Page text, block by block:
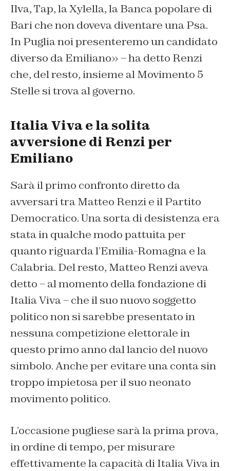
Ilva, Tap, la Xylella, la Banca popolare di
Bari che non doveva diventare una Psa.
In Puglia noi presenteremo un candidato
diverso da Emiliano» – ha detto Renzi
che, del resto, insieme al Movimento 5
Stelle si trova al governo.
Italia Viva e la solita
avversione di Renzi per
Emiliano
Sarà il primo confronto diretto da
avversari tra Matteo Renzi e il Partito
Democratico. Una sorta di desistenza era
stata in qualche modo pattuita per
quanto riguarda l’Emilia-Romagna e la
Calabria. Del resto, Matteo Renzi aveva
detto – al momento della fondazione di
Italia Viva – che il suo nuovo soggetto
politico non si sarebbe presentato in
nessuna competizione elettorale in
questo primo anno dal lancio del nuovo
simbolo. Anche per evitare una conta sin
troppo impietosa per il suo neonato
movimento politico.
L’occasione pugliese sarà la prima prova,
in ordine di tempo, per misurare
effettivamente la capacità di Italia Viva in